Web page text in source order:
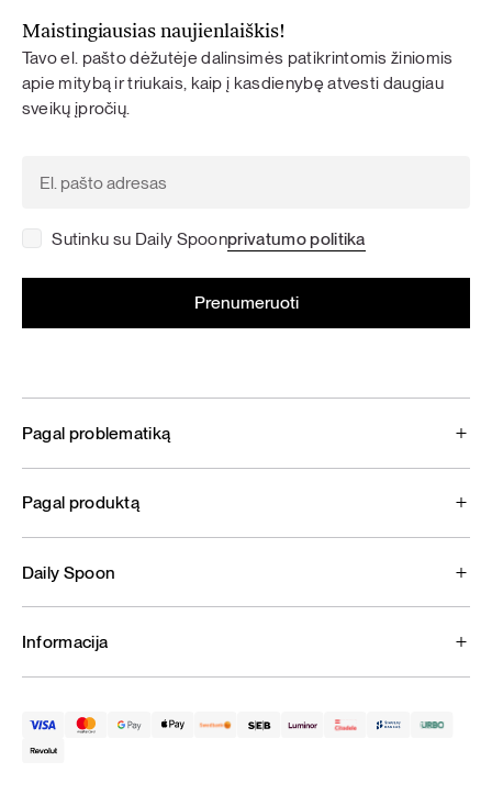
Maistingiausias naujienlaiškis!
Tavo el. pašto dėžutėje dalinsimės patikrintomis žiniomis
apie mitybą ir triukais, kaip į kasdienybę atvesti daugiau
sveikų įpročių.
Sutinku su Daily Spoonprivatumo politika
Pagal problematiką
Pagal produktą
Daily Spoon
Informacija